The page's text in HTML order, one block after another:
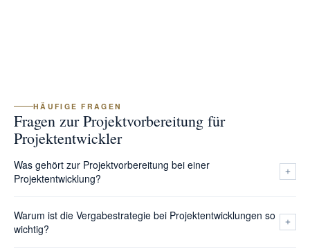
HÄUFIGE FRAGEN
Fragen zur Projektvorbereitung für
Projektentwickler
Was gehört zur Projektvorbereitung bei einer
Projektentwicklung?
Kostenschätzung nach DIN 276, Vergabestrategie,
Warum ist die Vergabestrategie bei Projektentwicklungen so
wichtig?